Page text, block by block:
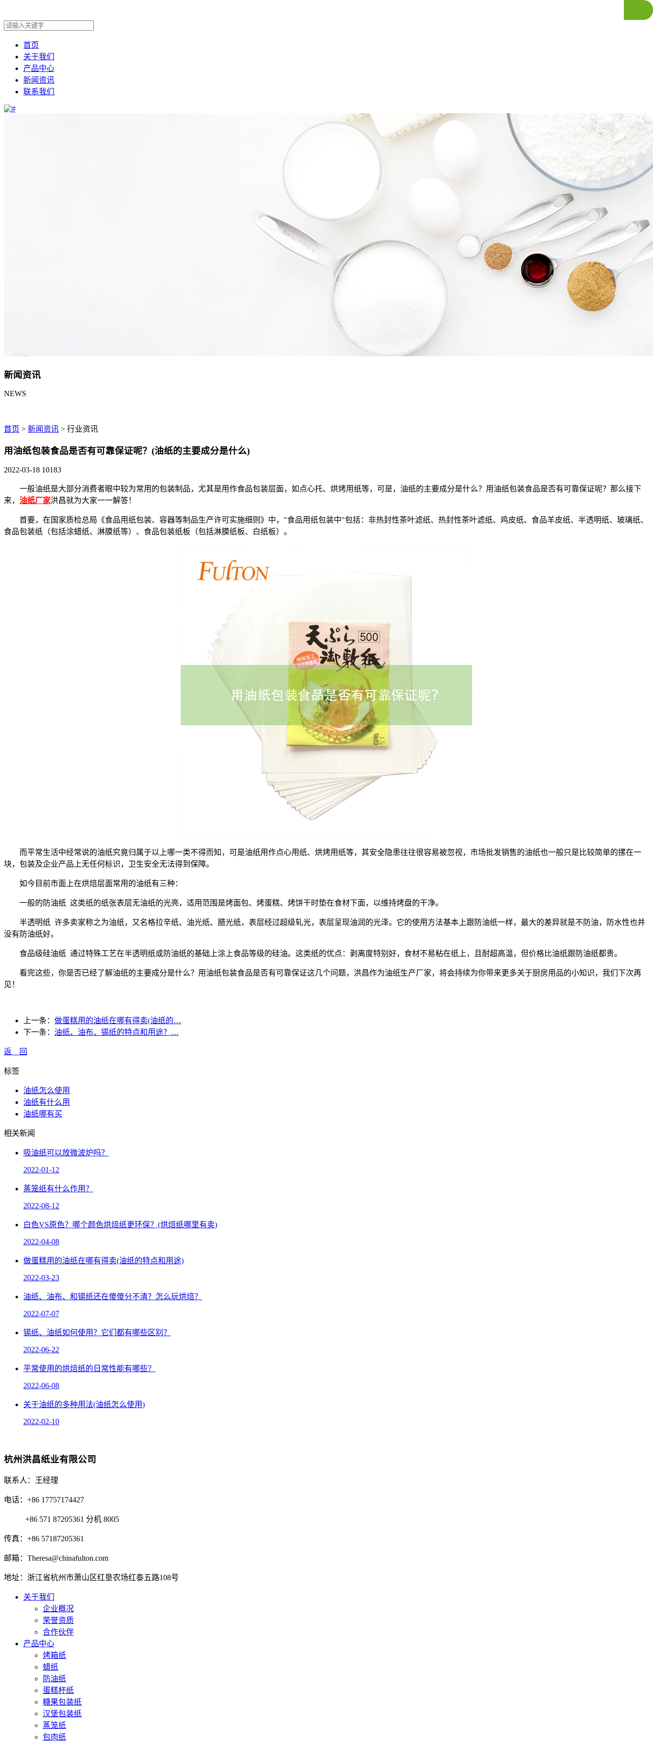
首页
关于我们
产品中心
新闻资讯
联系我们
新闻资讯
NEWS
首页 > 新闻资讯 > 行业资讯
用油纸包装食品是否有可靠保证呢？(油纸的主要成分是什么)
2022-03-18 10183
一般油纸是大部分消费者眼中较为常用的包装制品，尤其是用作食品包装层面，如点心托、烘烤用纸等，可是，油纸的主要成分是什么？用油纸包装食品是否有可靠保证呢？那么接下
来， 油纸厂家洪昌就为大家一一解答！
首要，在国家质检总局《食品用纸包装、容器等制品生产许可实施细则》中，"食品用纸包装中"包括：非热封性茶叶滤纸、热封性茶叶滤纸、鸡皮纸、食品羊皮纸、半透明纸、玻璃纸、
食品包装纸（包括涂蜡纸、淋膜纸等）、食品包装纸板（包括淋膜纸板、白纸板）。
而平常生活中经常说的油纸究竟归属于以上哪一类不得而知，可是油纸用作点心用纸、烘烤用纸等，其安全隐患往往很容易被忽视，市场批发销售的油纸也一般只是比较简单的摞在一
块，包装及企业产品上无任何标识，卫生安全无法得到保障。
如今目前市面上在烘焙层面常用的油纸有三种：
一般的防油纸 这类纸的纸张表层无油纸的光亮，适用范围是烤面包、烤蛋糕、烤饼干时垫在食材下面，以维持烤盘的干净。
半透明纸 许多卖家称之为油纸，又名格拉辛纸、油光纸、腊光纸，表层经过超级轧光，表层呈现油润的光泽。它的使用方法基本上跟防油纸一样，最大的差异就是不防油，防水性也并
没有防油纸好。
食品级硅油纸 通过特殊工艺在半透明纸或防油纸的基础上涂上食品等级的硅油。这类纸的优点：剥离度特别好，食材不易粘在纸上，且耐超高温，但价格比油纸跟防油纸都贵。
看完这些，你是否已经了解油纸的主要成分是什么？用油纸包装食品是否有可靠保证这几个问题，洪昌作为油纸生产厂家，将会持续为你带来更多关于厨房用品的小知识，我们下次再
见！
上一条： 做蛋糕用的油纸在哪有得卖(油纸的…
下一条： 油纸、油布、锡纸的特点和用途？…
返 回
标签
油纸怎么使用
油纸有什么用
油纸哪有买
相关新闻
吸油纸可以放微波炉吗？
2022-01-12
蒸笼纸有什么作用？
2022-08-12
白色VS原色？哪个颜色烘焙纸更环保？(烘焙纸哪里有卖)
2022-04-08
做蛋糕用的油纸在哪有得卖(油纸的特点和用途)
2022-03-23
油纸、油布、和锡纸还在傻傻分不清？怎么玩烘焙？
2022-07-07
锡纸、油纸如何使用？它们都有哪些区别？
2022-06-22
平常使用的烘焙纸的日常性能有哪些？
2022-06-08
关于油纸的多种用法(油纸怎么使用)
2022-02-10
杭州洪昌纸业有限公司
联系人：王经理
电话：+86 17757174427
+86 571 87205361 分机 8005
传真：+86 57187205361
邮箱：Theresa@chinafulton.com
地址：浙江省杭州市萧山区红垦农场红泰五路108号
关于我们
企业概况
荣誉资质
合作伙伴
产品中心
烤箱纸
蜡纸
防油纸
蛋糕杯纸
糖果包装纸
汉堡包装纸
蒸笼纸
包肉纸